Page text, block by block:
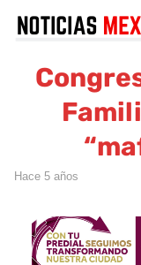
hace 5 años